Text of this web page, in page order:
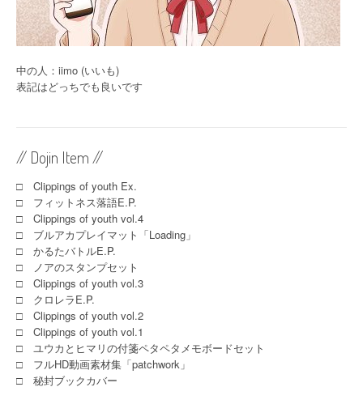
中の人：iimo (いいも)
表記はどっちでも良いです
// Dojin Item //
□ Clippings of youth Ex.
□ フィットネス落語E.P.
□ Clippings of youth vol.4
□ ブルアカプレイマット「Loading」
□ かるたバトルE.P.
□ ノアのスタンプセット
□ Clippings of youth vol.3
□ クロレラE.P.
□ Clippings of youth vol.2
□ Clippings of youth vol.1
□ ユウカとヒマリの付箋ペタペタメモボードセット
□ フルHD動画素材集「patchwork」
□ 秘封ブックカバー